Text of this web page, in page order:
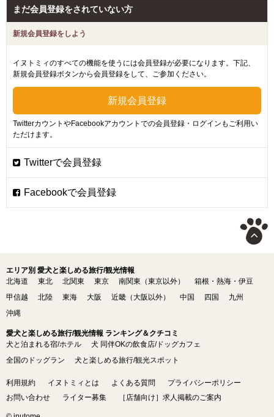
まだ会員登録をされていない方
新規会員登録をしよう
イヌトミィのすべての機能を使うには会員登録が必要になります。下記、
新規会員登録ボタンから会員登録をして、ご参加ください。
TwitterカウントやFacebookアカウントでの会員登録・ログインもご利用い
ただけます。
エリア別 愛犬と楽しめる旅行/観光情報
北海道
東北 北関東 東京 南関東（東京以外）
箱根・熱海・伊豆
甲信越
北陸 東海 大阪 近畿（大阪以外） 中国 四国
九州
沖縄
愛犬と楽しめる旅行/観光情報 ランキング＆クチコミ
犬と泊まれる宿/ホテル
犬 同伴OKの飲食店/ドッグカフェ
全国のドッグラン
犬と楽しめる旅行/観光スポット
利用規約 イヌトミィとは よくある質問
プライバシーポリシー
お問い合わせ
ライター募集 ［店舗向け］求人掲載のご案内